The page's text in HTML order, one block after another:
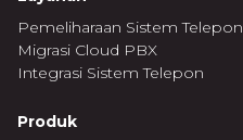
Pemeliharaan Sistem Telepon
Migrasi Cloud PBX
Integrasi Sistem Telepon
Produk